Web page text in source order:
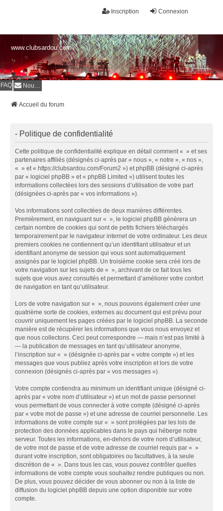
Connexion
Inscription
www.clubsardou.com
FAQ Nous contacter
Accueil du forum
- Politique de confidentialité
Cette politique de confidentialité explique en détail comment « » et ses
partenaires affiliés (désignés ci-après par « nous », « notre », « nos »,
« » et « https://clubsardou.com/Forum2 ») et phpBB (désigné ci-après
par « logiciel phpBB » et « phpBB Limited ») utilisent toutes les
informations collectées lors des sessions d’utilisation de votre part
(désignées ci-après par « vos informations »).
Vos informations sont collectées de deux manières différentes.
Premièrement, en naviguant sur « », le logiciel phpBB génèrera un
certain nombre de cookies qui sont de petits fichiers téléchargés
temporairement par le navigateur internet de votre ordinateur. Les deux
premiers cookies ne contiennent qu’un identifiant utilisateur et un
identifiant anonyme de session qui vous sont automatiquement
assignés par le logiciel phpBB. Un troisième cookie sera créé lors de
votre navigation sur les sujets de « », archivant de ce fait tous les
sujets que vous avez consultés et permettant d’améliorer votre confort
de navigation en tant qu’utilisateur.
Lors de votre navigation sur « », nous pouvons également créer une
quatrième sorte de cookies, externes au document qui est prévu pour
couvrir uniquement les pages créées par le logiciel phpBB. La seconde
manière est de récupérer les informations que vous nous envoyez et
que nous collectons. Ceci peut correspondre — mais n’est pas limité à
— la publication de messages en tant qu’utilisateur anonyme,
l’inscription sur « » (désignée ci-après par « votre compte ») et les
messages que vous publiez après votre inscription et lors de votre
connexion (désignés ci-après par « vos messages »).
Votre compte contiendra au minimum un identifiant unique (désigné ci-
après par « votre nom d’utilisateur ») et un mot de passe personnel
vous permettant de vous connecter à votre compte (désigné ci-après
par « votre mot de passe ») et une adresse de courriel personnelle. Les
informations de votre compte sur « » sont protégées par les lois de
protection des données applicables dans le pays qui héberge notre
serveur. Toutes les informations, en-dehors de votre nom d’utilisateur,
de votre mot de passe et de votre adresse de courriel requis par « »
durant votre inscription, sont obligatoires ou facultatives, à la seule
discrétion de « ». Dans tous les cas, vous pouvez contrôler quelles
informations de votre compte vous souhaitez rendre publiques ou non.
De plus, vous pouvez décider de vous abonner ou non à la liste de
diffusion du logiciel phpBB depuis une option disponible sur votre
compte.